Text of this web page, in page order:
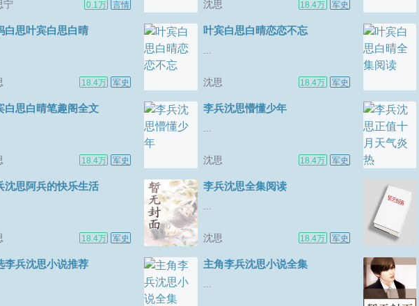
特权。女儿脸色惨白，眼里噙
作丝毫不敢停。我站在阴影
宁 0.1万 言情 沈思 18.4万 军史
白思叶宾白思白晴
18.4万 军史
叶宾白思白晴恋恋不忘
沈思 18.4万 军史
白思白晴笔趣阁全文
18.4万 军史
李兵沈思懵懂少年
沈思 18.4万 军史
沈思阿兵的快乐生活
18.4万 军史
李兵沈思全集阅读
沈思 18.4万 军史
李兵沈思小说推荐 主角李兵沈思小说全集